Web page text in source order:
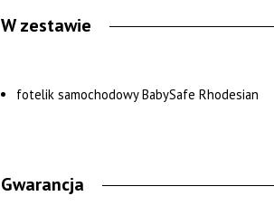
W zestawie
fotelik samochodowy BabySafe Rhodesian
Gwarancja